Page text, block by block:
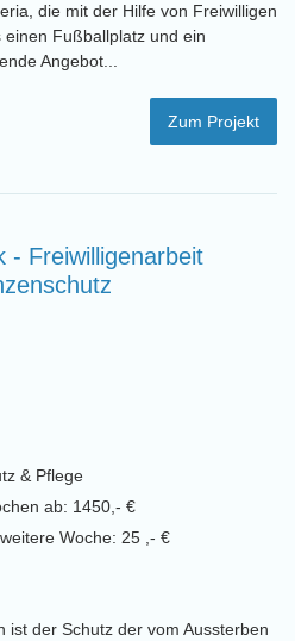
die mit der Hilfe von Freiwilligen
Fußballplatz und ein
Angebot...
Zum Projekt
- Freiwilligenarbeit
& Pflege
ab: 1450,- €
Woche: 25 ,- €
ist der Schutz der vom Aussterben